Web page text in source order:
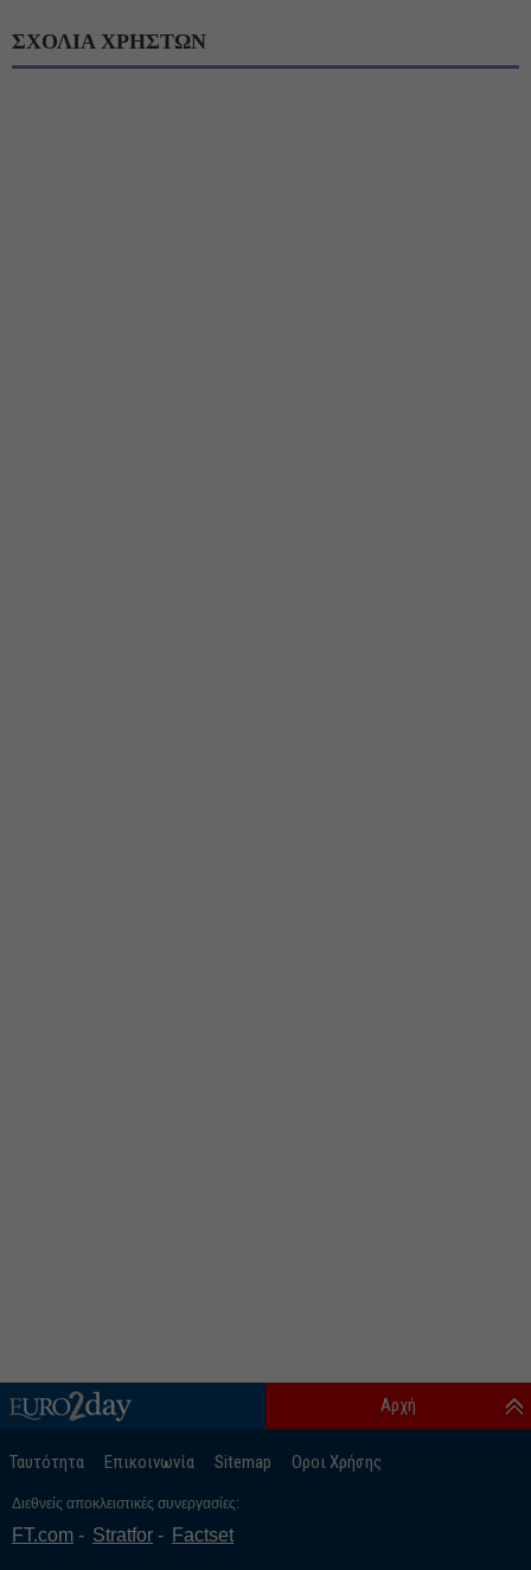
ΣΧΟΛΙΑ ΧΡΗΣΤΩΝ
Ταυτότητα Επικοινωνία Sitemap Οροι Χρήσης
Αρχή
Διεθνείς αποκλειστικές συνεργασίες:
FT.com Stratfor Factset